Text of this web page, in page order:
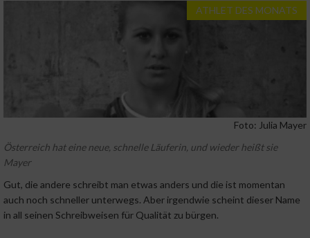
ATHLET DES MONATS
Foto: Julia Mayer
Österreich hat eine neue, schnelle Läuferin, und wieder heißt sie
Mayer
Gut, die andere schreibt man etwas anders und die ist momentan
auch noch schneller unterwegs. Aber irgendwie scheint dieser Name
in all seinen Schreibweisen für Qualität zu bürgen.